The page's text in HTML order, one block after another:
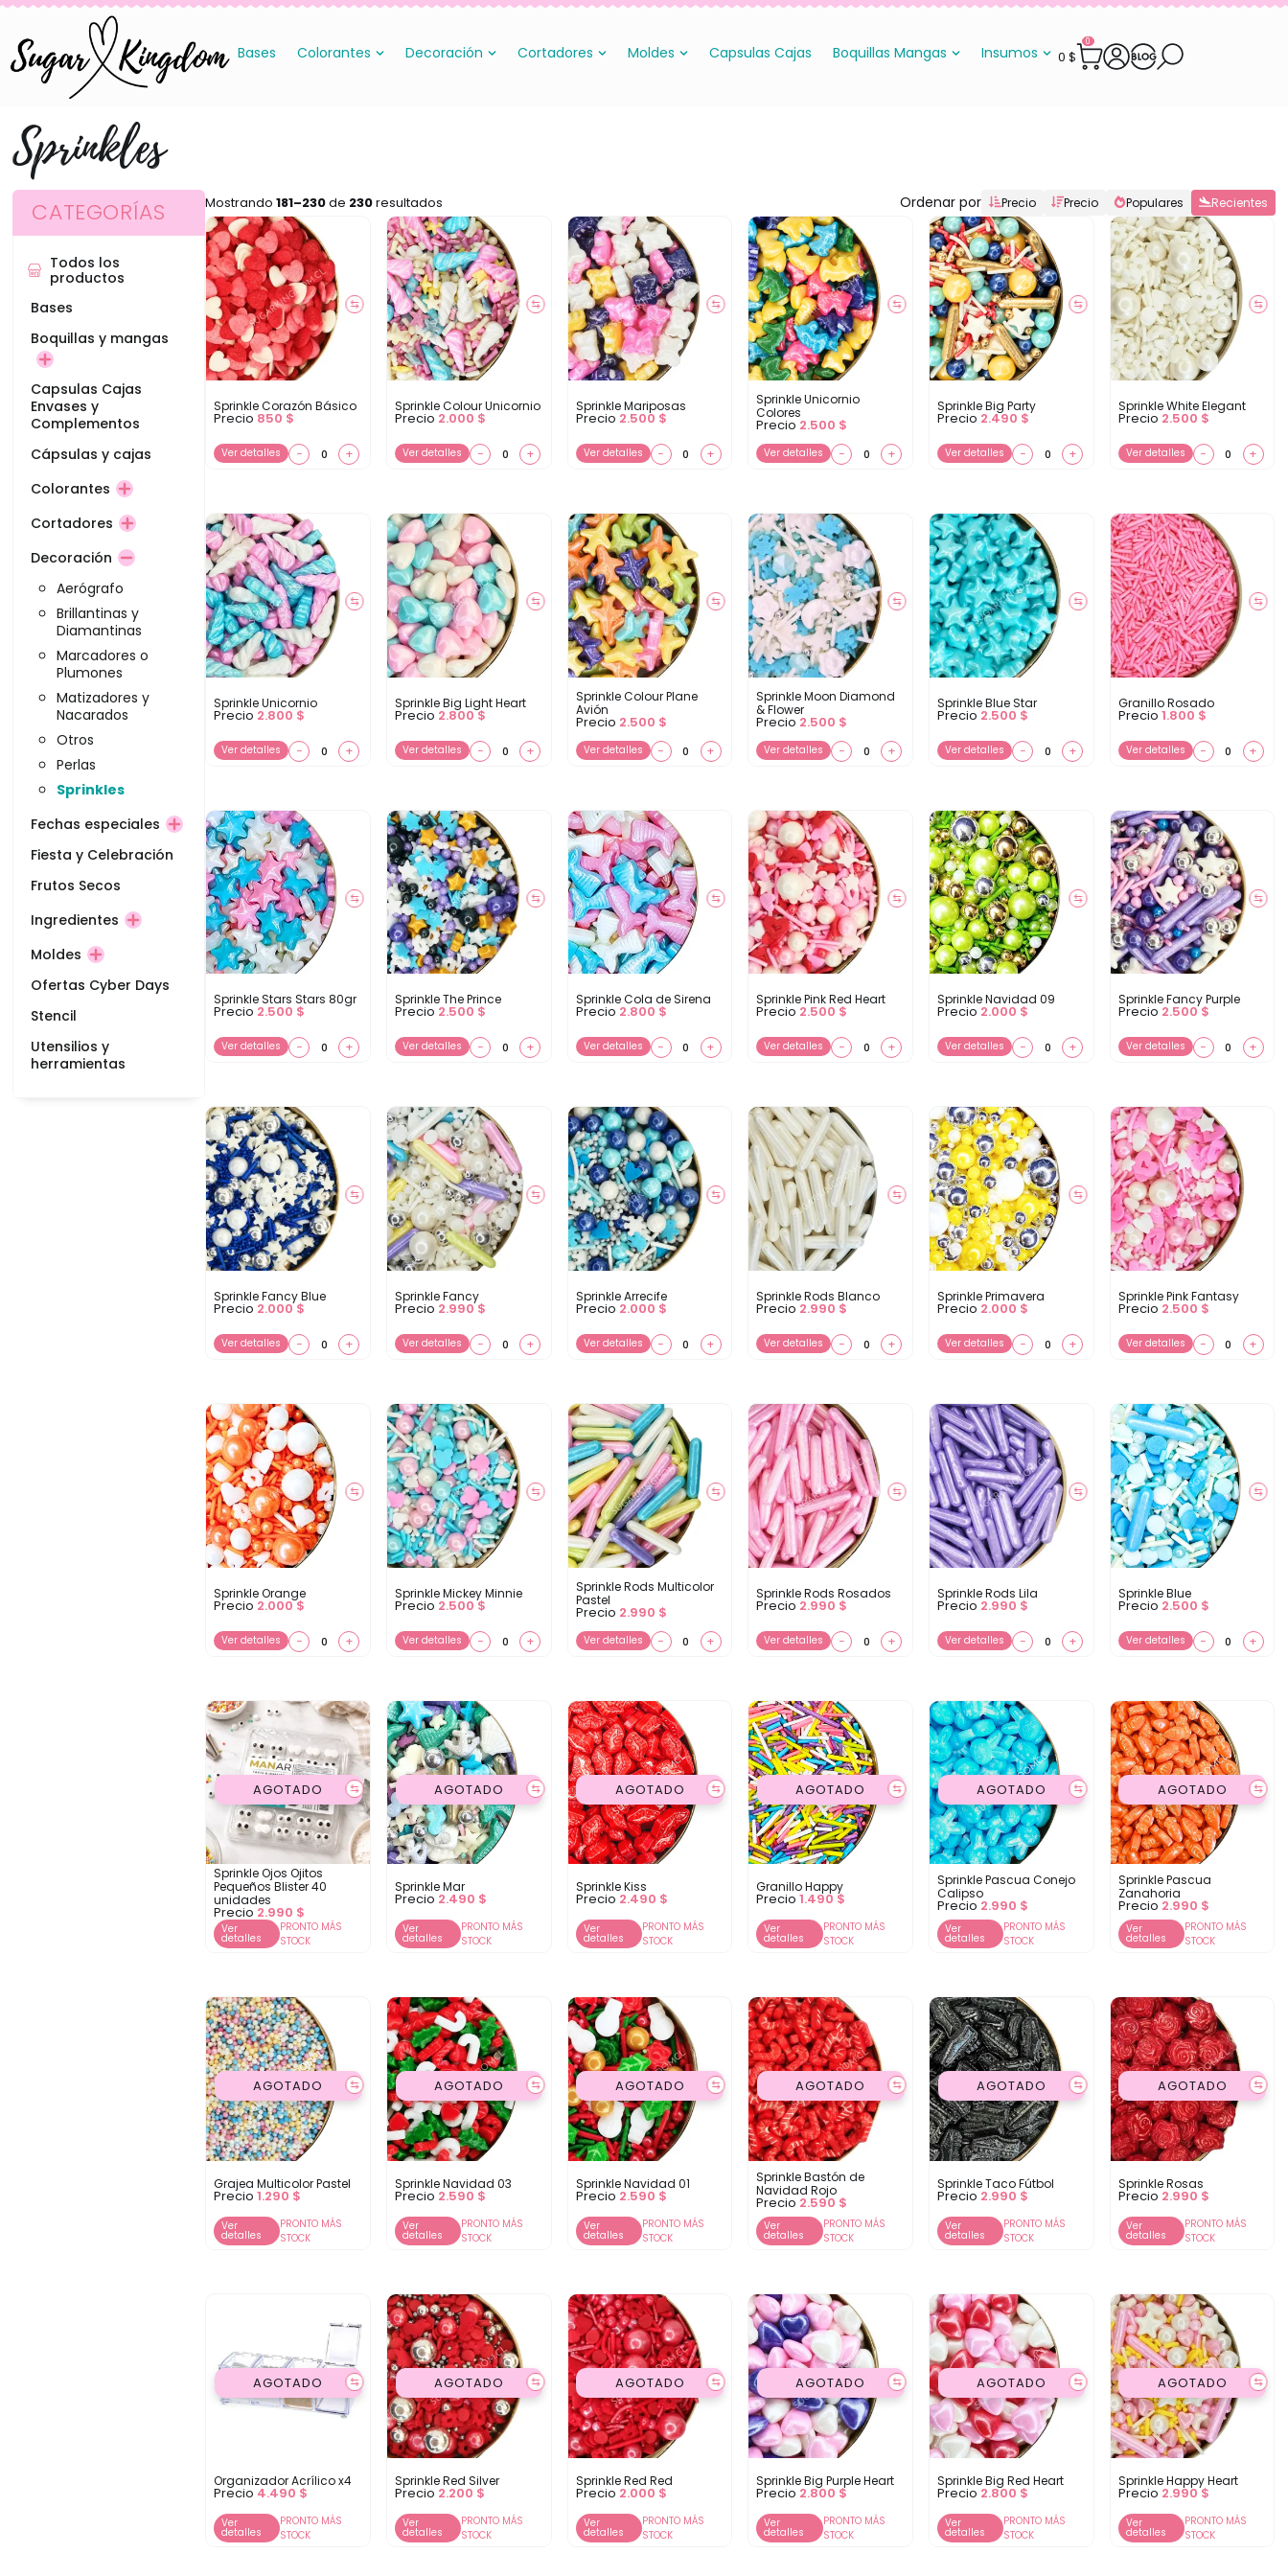
Bases Colorantes Decoración Cortadores Moldes Capsulas Cajas Boquillas Mangas Insumos 0 $
0
Sprinkles
CATEGORÍAS
Todos los
productos
Bases
Boquillas y mangas
Capsulas Cajas
Envases y
Complementos
Cápsulas y cajas
Colorantes
Cortadores
Decoración
Aerógrafo
Brillantinas y
Diamantinas
Marcadores o
Plumones
Matizadores y
Nacarados
Otros
Perlas
Sprinkles
Fechas especiales
Fiesta y Celebración
Frutos Secos
Ingredientes
Moldes
Ofertas Cyber Days
Stencil
Utensilios y
herramientas
Mostrando181–230de 230resultados Ordenar por Precio Precio Populares Recientes
⇆
Sprinkle Corazón Básico
Precio 850 $
Ver detalles − +
⇆
Sprinkle Colour Unicornio
Precio 2.000 $
Ver detalles − +
⇆
Sprinkle Mariposas
Precio 2.500 $
Ver detalles − +
⇆
Sprinkle Unicornio
Colores
Precio 2.500 $
Ver detalles − +
⇆
Sprinkle Big Party
Precio 2.490 $
Ver detalles − +
⇆
Sprinkle White Elegant
Precio 2.500 $
Ver detalles − +
⇆
Sprinkle Unicornio
Precio 2.800 $
Ver detalles − +
⇆
Sprinkle Big Light Heart
Precio 2.800$
Ver detalles − +
⇆
Sprinkle Colour Plane
Avión
Precio 2.500 $
Ver detalles − +
⇆
Sprinkle Moon Diamond
& Flower
Precio 2.500 $
Ver detalles − +
⇆
Sprinkle Blue Star
Precio 2.500 $
Ver detalles − +
⇆
Granillo Rosado
Precio 1.800 $
Ver detalles − +
⇆
Sprinkle Stars Stars 80gr
Precio 2.500 $
Ver detalles − +
⇆
Sprinkle The Prince
Precio 2.500 $
Ver detalles − +
⇆
Sprinkle Cola de Sirena
Precio 2.800 $
Ver detalles − +
⇆
Sprinkle Pink Red Heart
Precio 2.500 $
Ver detalles − +
⇆
Sprinkle Navidad 09
Precio 2.000 $
Ver detalles − +
⇆
Sprinkle Fancy Purple
Precio 2.500$
Ver detalles − +
⇆
Sprinkle Fancy Blue
Precio 2.000$
Ver detalles − +
⇆
Sprinkle Fancy
Precio 2.990$
Ver detalles − +
⇆
Sprinkle Arrecife
Precio 2.000 $
Ver detalles − +
⇆
Sprinkle Rods Blanco
Precio 2.990 $
Ver detalles − +
⇆
Sprinkle Primavera
Precio 2.000 $
Ver detalles − +
Sprinkle Pink Fantasy
Precio 2.500 $
Ver detalles − +
⇆
Sprinkle Orange
Precio 2.000$
Ver detalles − +
⇆
Sprinkle Mickey Minnie
Precio 2.500$
Ver detalles − +
⇆
Sprinkle Rods Multicolor
Pastel
Precio 2.990 $
Ver detalles − +
⇆
Sprinkle Rods Rosados
Precio 2.990 $
Ver detalles − +
⇆
Sprinkle Rods Lila
Precio 2.990 $
Ver detalles − +
⇆
Sprinkle Blue
Precio 2.500 $
Ver detalles − +
⇆
AGOTADO
Sprinkle Ojos Ojitos
Pequeños Blister 40
unidades
Precio 2.990 $
Ver
detalles
PRONTO MÁS
STOCK
⇆
AGOTADO
Sprinkle Mar
Precio 2.490 $
Ver
detalles
PRONTO MÁS
STOCK
⇆
AGOTADO
Sprinkle Kiss
Precio 2.490 $
Ver
detalles
PRONTO MÁS
STOCK
⇆
AGOTADO
Granillo Happy
Precio1.490 $
Ver
detalles
PRONTO MÁS
STOCK
⇆
AGOTADO
Sprinkle Pascua Conejo
Calipso
Precio 2.990 $
Ver
detalles
PRONTO MÁS
STOCK
⇆
AGOTADO
Sprinkle Pascua
Zanahoria
Precio 2.990 $
Ver
detalles
PRONTO MÁS
STOCK
⇆
AGOTADO
Grajea Multicolor Pastel
Precio1.290 $
Ver
detalles
PRONTO MÁS
STOCK
⇆
AGOTADO
Sprinkle Navidad 03
Precio 2.590 $
Ver
detalles
PRONTO MÁS
STOCK
⇆
AGOTADO
Sprinkle Navidad 01
Precio 2.590 $
Ver
detalles
PRONTO MÁS
STOCK
⇆
AGOTADO
Sprinkle Bastón de
Navidad Rojo
Precio 2.590 $
Ver
detalles
PRONTO MÁS
STOCK
⇆
AGOTADO
Sprinkle Taco Fútbol
Precio 2.990 $
Ver
detalles
PRONTO MÁS
STOCK
⇆
AGOTADO
Sprinkle Rosas
Precio 2.990 $
Ver
detalles
PRONTO MÁS
STOCK
⇆
AGOTADO
Organizador Acrílico x4
Precio 4.490 $
Ver
detalles
PRONTO MÁS
STOCK
⇆
AGOTADO
Sprinkle Red Silver
Precio 2.200 $
Ver
detalles
PRONTO MÁS
STOCK
⇆
AGOTADO
Sprinkle Red Red
Precio 2.000 $
Ver
detalles
PRONTO MÁS
STOCK
⇆
AGOTADO
Sprinkle Big Purple Heart
Precio 2.800 $
Ver
detalles
PRONTO MÁS
STOCK
⇆
AGOTADO
Sprinkle Big Red Heart
Precio 2.800 $
Ver
detalles
PRONTO MÁS
STOCK
⇆
AGOTADO
Sprinkle Happy Heart
Precio 2.990$
Ver
detalles
PRONTO MÁS
STOCK